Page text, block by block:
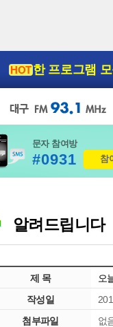
HOT한 프로그램
문자 참여방
#0931 참
알려드립니다
제 목
오
작성일
첨부파일
없